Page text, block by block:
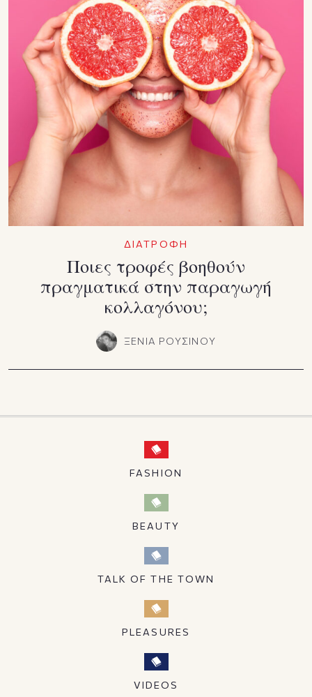
ΔΙΑΤΡΟΦΗ
Ποιες τροφές βοηθούν
πραγματικά στην παραγωγή
κολλαγόνου;
ΞΕΝΙΑ ΡΟΥΣΙΝΟΥ
FASHION
BEAUTY
TALK OF THE TOWN
PLEASURES
VIDEOS